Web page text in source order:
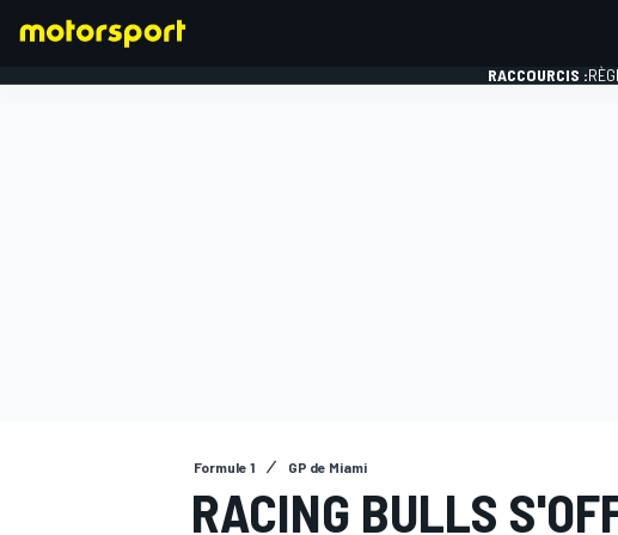
RACCOURCIS :
Formule 1 GP de Miami
RACING BULLS